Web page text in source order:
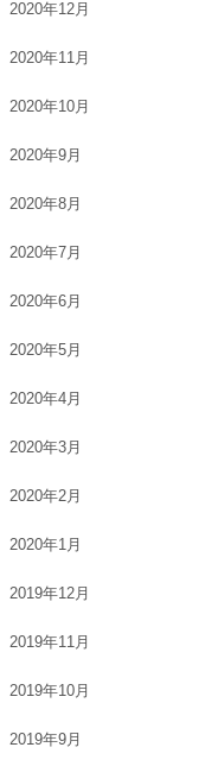
2020年12月
2020年11月
2020年10月
2020年9月
2020年8月
2020年7月
2020年6月
2020年5月
2020年4月
2020年3月
2020年2月
2020年1月
2019年12月
2019年11月
2019年10月
2019年9月